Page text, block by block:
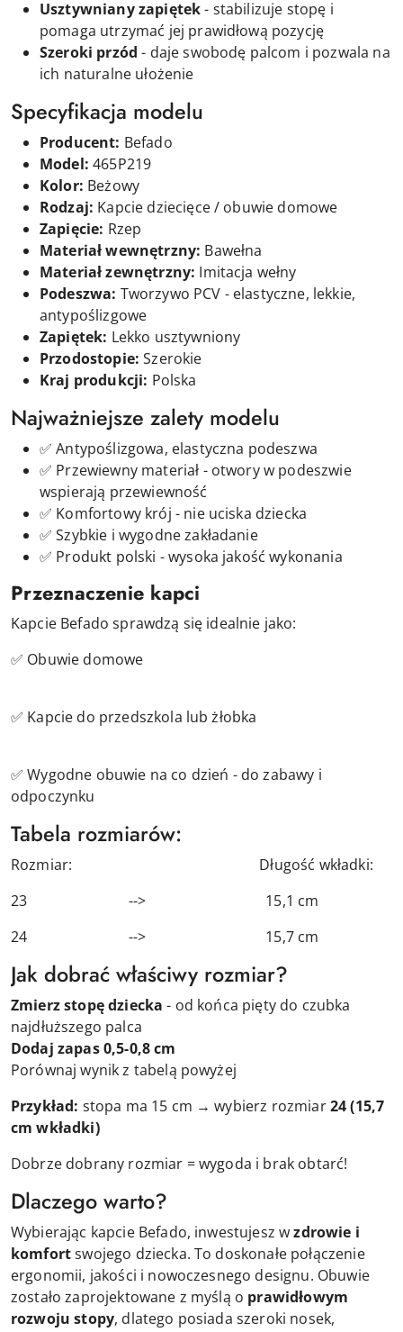
Usztywniany zapiętek- stabilizuje stopę i
pomaga utrzymać jej prawidłową pozycję
Szeroki przód - daje swobodę palcom i pozwala na
ich naturalne ułożenie
Specyfikacja modelu
Producent: Befado
Model: 465P219
Kolor: Beżowy
Rodzaj: Kapcie dziecięce / obuwie domowe
Zapięcie: Rzep
Materiał wewnętrzny: Bawełna
Materiał zewnętrzny: Imitacja wełny
Podeszwa: Tworzywo PCV - elastyczne, lekkie,
antypoślizgowe
Zapiętek: Lekko usztywniony
Przodostopie: Szerokie
Kraj produkcji: Polska
Najważniejsze zalety modelu
✅ Antypoślizgowa, elastyczna podeszwa
✅ Przewiewny materiał - otwory w podeszwie
wspierają przewiewność
✅ Komfortowy krój - nie uciska dziecka
✅ Szybkie i wygodne zakładanie
✅ Produkt polski - wysoka jakość wykonania
Przeznaczenie kapci
Kapcie Befado sprawdzą się idealnie jako:
✅ Obuwie domowe
✅ Kapcie do przedszkola lub żłobka
✅ Wygodne obuwie na co dzień - do zabawy i
odpoczynku
Tabela rozmiarów:
Rozmiar: Długość wkładki:
23 --> 15,1 cm
24 --> 15,7 cm
Jak dobrać właściwy rozmiar?
Zmierz stopę dziecka - od końca pięty do czubka
najdłuższego palca
Dodaj zapas 0,5-0,8 cm
Porównaj wynik z tabelą powyżej
Przykład: stopa ma 15 cm → wybierz rozmiar24 (15,7
cm wkładki)
Dobrze dobrany rozmiar = wygoda i brak obtarć!
Dlaczego warto?
Wybierając kapcie Befado, inwestujesz wzdrowie i
komfortswojego dziecka. To doskonałe połączenie
ergonomii, jakości i nowoczesnego designu. Obuwie
zostało zaprojektowane z myślą o prawidłowym
rozwoju stopy, dlatego posiada szeroki nosek,